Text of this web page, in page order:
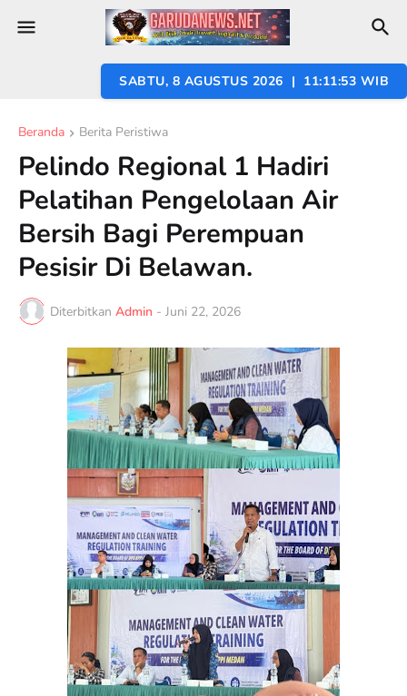
SABTU, 8 AGUSTUS 2026 | 11:11:54 WIB
Beranda Berita Peristiwa
Pelindo Regional 1 Hadiri
Pelatihan Pengelolaan Air
Bersih Bagi Perempuan
Pesisir Di Belawan.
Diterbitkan Admin - Juni 22, 2026